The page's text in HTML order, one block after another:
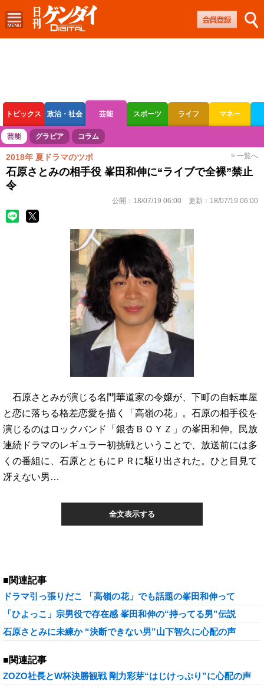
トピックス 政治・社会 芸能 スポーツ ライフ マネー
ボートレース 競輪 オートレース
芸能 グラビア コラム
2018年 夏ドラマのツボ > 一覧へ
石原さとみの相手役 峯田和伸に“ライブで全裸”禁止
令
公開： 18/07/19 06:00 更新： 18/07/19 06:00
石原さとみが演じる名門華道家の令嬢が、下町の自転車屋
と恋に落ちる格差恋愛を描く「高嶺の花」。石原の相手役を
演じるのはロックバンド「銀杏ＢＯＹＺ」の峯田和伸。民放
連続ドラマのレギュラー初挑戦ということで、放送前には多
くの番組に、石原とともにＰＲに駆り出された。ひと目見て
冴えない男…
全文表示する
■関連記事
ドラマ引っ張りだこ 「高嶺の花」でも話題の峯田和伸って
「ひよっこ」宗男役で存在感 峯田和伸の“持ってる男”伝説
石原さとみに未練か “決断できない男”山下智久に心配の声
■関連記事
ZOZO社長とW杯決勝観戦 剛力彩芽“はじけっぷり”に心配の声